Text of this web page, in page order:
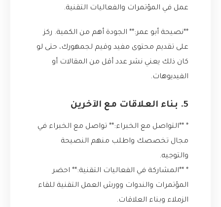
عمل في المؤتمرات والفعاليات التقنية.
**نصيحة أبو عمر:** الجودة أهم من الكمية. ركز
على تقديم محتوى مفيد وقيم لجمهورك، حتى لو
كان ذلك يعني نشر عدد أقل من المقالات أو
الفيديوهات.
5. بناء العلاقات مع الآخرين
* **التواصل مع الخبراء:** تواصل مع الخبراء في
مجال تخصصك واطلب منهم النصيحة
والتوجيه.
* **المشاركة في الفعاليات التقنية:** احضر
المؤتمرات والندوات وورش العمل التقنية للقاء
الزملاء وبناء العلاقات.